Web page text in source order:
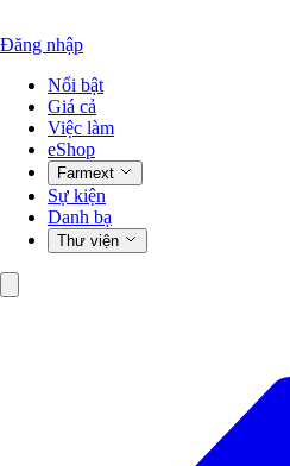
Đăng nhập
Nổi bật
Giá cả
Việc làm
eShop
Farmext
Sự kiện
Danh bạ
Thư viện